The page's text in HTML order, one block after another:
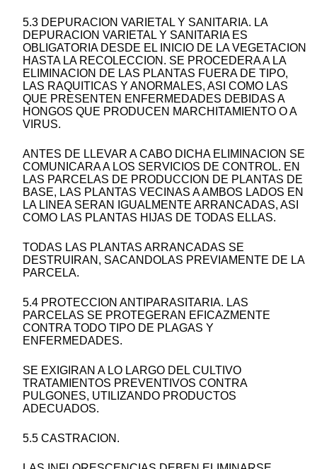
5.3 DEPURACION VARIETAL Y SANITARIA. LA
DEPURACION VARIETAL Y SANITARIA ES
OBLIGATORIA DESDE EL INICIO DE LA VEGETACION
HASTA LA RECOLECCION. SE PROCEDERA A LA
ELIMINACION DE LAS PLANTAS FUERA DE TIPO,
LAS RAQUITICAS Y ANORMALES, ASI COMO LAS
QUE PRESENTEN ENFERMEDADES DEBIDAS A
HONGOS QUE PRODUCEN MARCHITAMIENTO O A
VIRUS.
ANTES DE LLEVAR A CABO DICHA ELIMINACION SE
COMUNICARA A LOS SERVICIOS DE CONTROL. EN
LAS PARCELAS DE PRODUCCION DE PLANTAS DE
BASE, LAS PLANTAS VECINAS A AMBOS LADOS EN
LA LINEA SERAN IGUALMENTE ARRANCADAS, ASI
COMO LAS PLANTAS HIJAS DE TODAS ELLAS.
TODAS LAS PLANTAS ARRANCADAS SE
DESTRUIRAN, SACANDOLAS PREVIAMENTE DE LA
PARCELA.
5.4 PROTECCION ANTIPARASITARIA. LAS
PARCELAS SE PROTEGERAN EFICAZMENTE
CONTRA TODO TIPO DE PLAGAS Y
ENFERMEDADES.
SE EXIGIRAN A LO LARGO DEL CULTIVO
TRATAMIENTOS PREVENTIVOS CONTRA
PULGONES, UTILIZANDO PRODUCTOS
ADECUADOS.
5.5 CASTRACION.